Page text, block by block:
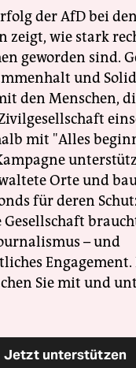
der AfD bei
zeigt, wie stark
geworden sind.
und
den Menschen,
mit "Alles
Orte und
für deren
Gesellschaft
– und
Engagement.
Sie mit und
Jetzt unterstützen